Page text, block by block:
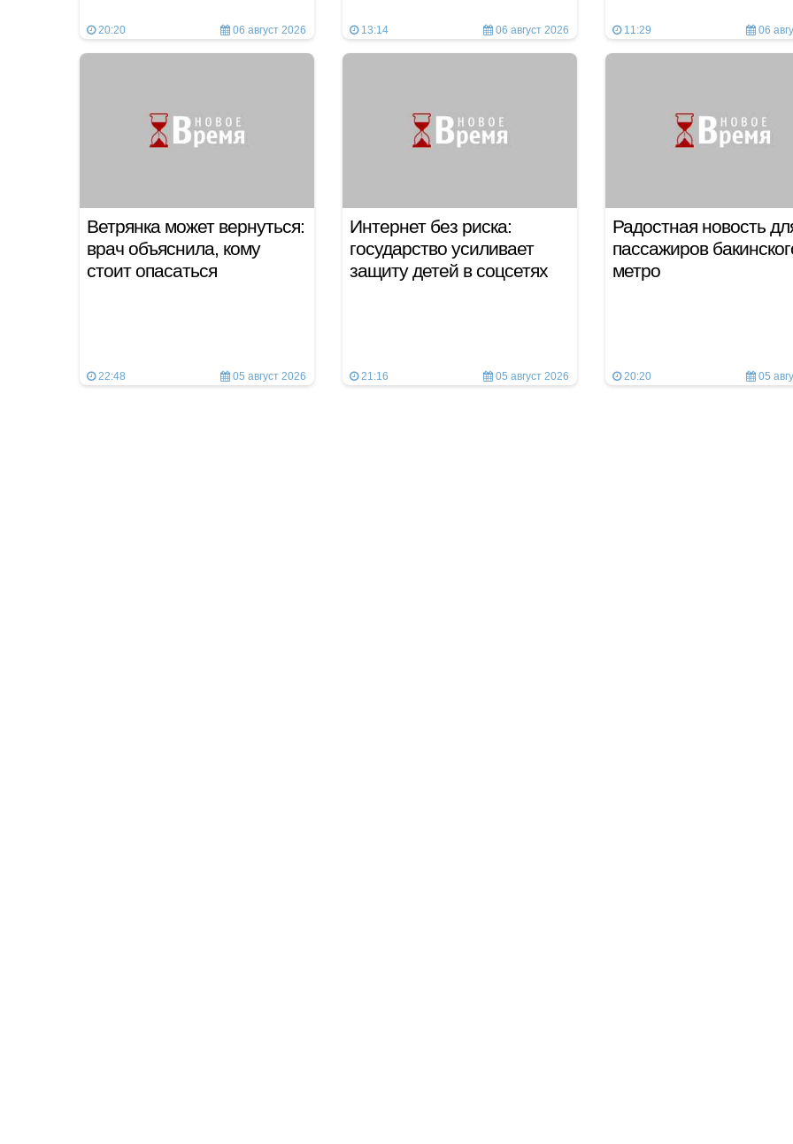
20:20 06 август 2026 13:14 06 август 2026 11:29 06
Ветрянка может вернуться:
врач объяснила, кому
стоит опасаться
22:48 05 август 2026
Интернет без риска:
государство усиливает
защиту детей в соцсетях
21:16 05 август 2026
Радостная новость
пассажиров
метро
20:20 05